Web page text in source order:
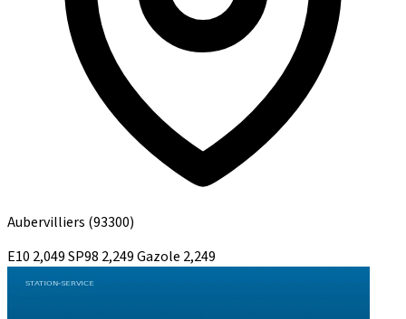
Aubervilliers (93300)
E10 2,049SP98 2,249Gazole 2,249